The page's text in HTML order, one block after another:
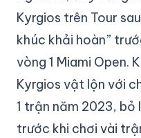
Kyrgios trên Tour
khúc khải hoàn”
vòng 1 Miami Open.
Kyrgios vật lộn với
1 trận năm 2023,
trước khi chơi vài